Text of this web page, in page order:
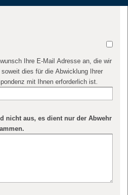
Ihre E-Mail Adresse an, die wir
dies für die Abwicklung Ihrer
mit Ihnen erforderlich ist.
nicht aus, es dient nur der Abwehr